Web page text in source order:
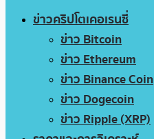
ข่าวคริปโตเคอเรนซี่
ข่าว Bitcoin
ข่าว Ethereum
ข่าว Binance Coin
ข่าว Dogecoin
ข่าว Ripple (XRP)